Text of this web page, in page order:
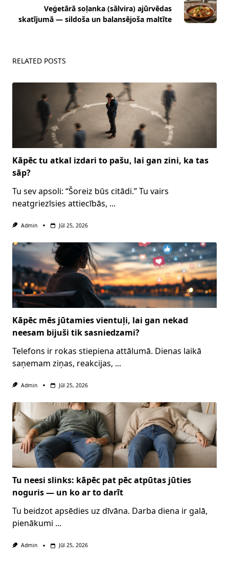
text">Page</span>
Veģetārā soļanka (sālvira) ajūrvēdas
skatījumā — sildoša un balansējoša maltīte
RELATED POSTS
Kāpēc tu atkal izdari to pašu, lai gan zini, ka tas
sāp?
Tu sev apsoli: “Šoreiz būs citādi.” Tu vairs
neatgriezīsies attiecībās, ...
Admin Jūl 25, 2026
Kāpēc mēs jūtamies vientuļi, lai gan nekad
neesam bijuši tik sasniedzami?
Telefons ir rokas stiepiena attālumā. Dienas laikā
saņemam ziņas, reakcijas, ...
Admin Jūl 25, 2026
Tu neesi slinks: kāpēc pat pēc atpūtas jūties
noguris — un ko ar to darīt
Tu beidzot apsēdies uz dīvāna. Darba diena ir galā,
pienākumi ...
Admin Jūl 25, 2026